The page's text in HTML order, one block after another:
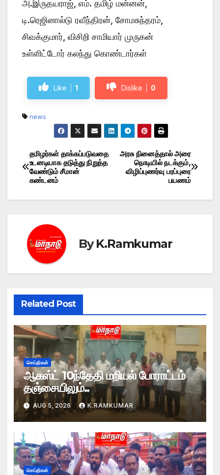
அ.இருதயராஜ், எம். தமிழ் மன்னன்,
டி.ரெஜினால்டு ரவீந்திரன், சோமசுந்தரம்,
சிவக்குமார், விசிறி சாமியார் முருகன்
உள்ளிட்டோர் கலந்து கொண்டார்கள்
Like 1 Dislike 0
news
Post
navigation
அரசு நினைத்தால் அரை
நொடியில் நடக்கும்,
விழிப்புணர்வு பரப்புரை
பயணம்
தமிழர்கள் தாக்கப்படுவதை
உடனடியாக தடுத்து நிறுத்த
வேண்டும் சீமான்
கண்டனம்
ByK.Ramkumar
Related Post
செய்திகள்
ஆகஸ்ட் 10ந்தேதி மறியல் போராட்டம்
தஞ்சையிலும்..
AUG 5, 2026 K.RAMKUMAR
செய்திகள்